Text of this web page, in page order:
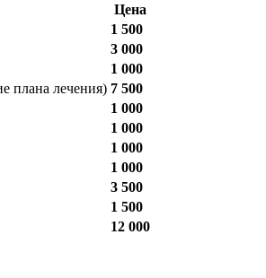
Цена
1 500
3 000
1 000
плана лечения) 7 500
1 000
1 000
1 000
1 000
3 500
1 500
12 000